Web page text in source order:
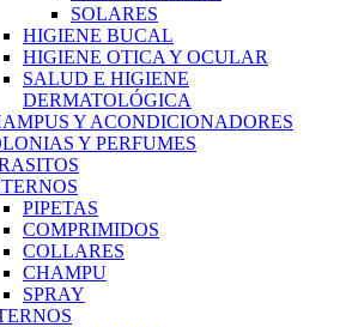
SOLARES
HIGIENE BUCAL
HIGIENE OTICA Y OCULAR
SALUD E HIGIENE
DERMATOLÓGICA
Y ACONDICIONADORES
Y PERFUMES
PIPETAS
COMPRIMIDOS
COLLARES
CHAMPU
SPRAY